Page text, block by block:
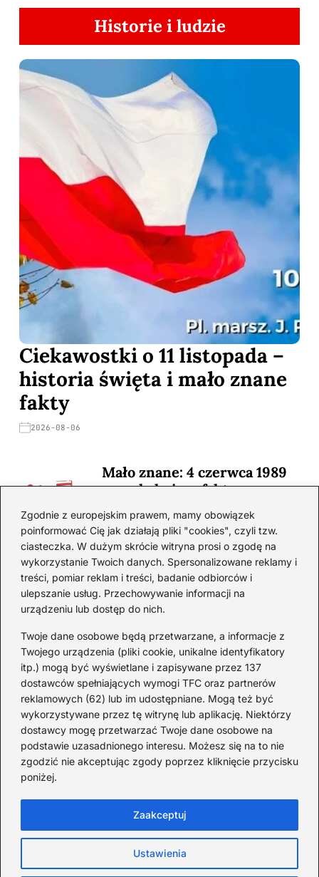
Zgodnie z europejskim prawem, mamy obowiązek
poinformować Cię jak działają pliki "cookies", czyli tzw.
ciasteczka. W dużym skrócie witryna prosi o zgodę na
wykorzystanie Twoich danych. Spersonalizowane reklamy i
treści, pomiar reklam i treści, badanie odbiorców i
ulepszanie usług. Przechowywanie informacji na
urządzeniu lub dostęp do nich.
Twoje dane osobowe będą przetwarzane, a informacje z
Twojego urządzenia (pliki cookie, unikalne identyfikatory
itp.) mogą być wyświetlane i zapisywane przez 137
dostawców spełniających wymogi TFC oraz partnerów
reklamowych (62) lub im udostępniane. Mogą też być
wykorzystywane przez tę witrynę lub aplikację. Niektórzy
dostawcy mogę przetwarzać Twoje dane osobowe na
podstawie uzasadnionego interesu. Możesz się na to nie
zgodzić nie akceptując zgody poprzez kliknięcie przycisku
poniżej.
Ustawienia
Zaakceptuj
Historie i ludzie
Ciekawostki o 11 listopada –
historia święta i mało znane
fakty
2026-08-06
Mało znane: 4 czerwca 1989
— zaskakujące fakty
2026-08-03
Ciekawostki o 1. wojnie
światowej — mało znane
fakty i historie
2026-08-02
Zaskakujące ciekawostki o
Krzysztofie Kolumbie
2026-07-20
Mało znane ciekawostki o
Wisławie Szymborskiej
2026-07-16
Zaskakujące ciekawostki o
2026-07-15
Strona główna Polityka Cookies Prywatność Kontakt